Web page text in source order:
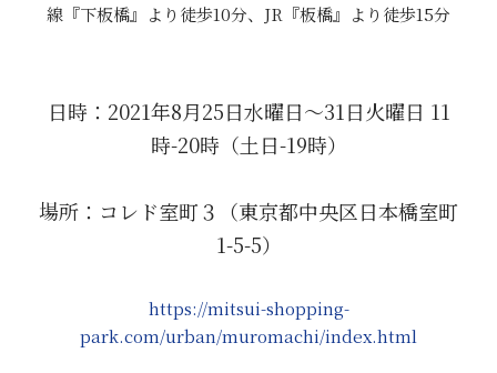
線『下板橋』より徒歩10分、JR『板橋』より徒歩15分
日時：2021年8月25日水曜日～31日火曜日 11
時-20時（土日-19時）
場所：コレド室町３（東京都中央区日本橋室町
1-5-5）
https://mitsui-shopping-
park.com/urban/muromachi/index.html